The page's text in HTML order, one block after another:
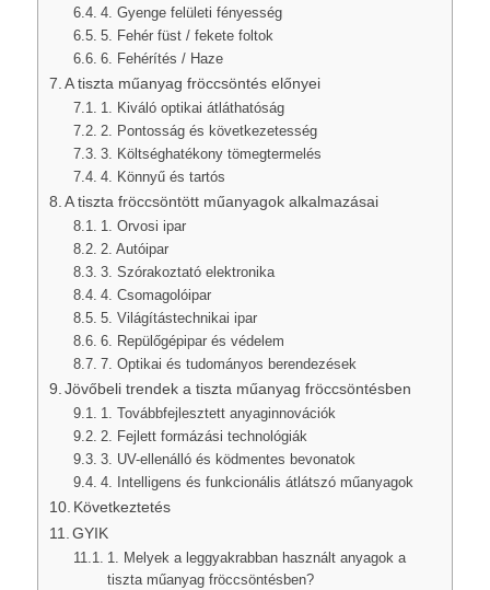
4. Gyenge felületi fényesség
5. Fehér füst / fekete foltok
6. Fehérítés / Haze
A tiszta műanyag fröccsöntés előnyei
1. Kiváló optikai átláthatóság
2. Pontosság és következetesség
3. Költséghatékony tömegtermelés
4. Könnyű és tartós
A tiszta fröccsöntött műanyagok alkalmazásai
1. Orvosi ipar
2. Autóipar
3. Szórakoztató elektronika
4. Csomagolóipar
5. Világítástechnikai ipar
6. Repülőgépipar és védelem
7. Optikai és tudományos berendezések
Jövőbeli trendek a tiszta műanyag fröccsöntésben
1. Továbbfejlesztett anyaginnovációk
2. Fejlett formázási technológiák
3. UV-ellenálló és ködmentes bevonatok
4. Intelligens és funkcionális átlátszó műanyagok
Következtetés
GYIK
1. Melyek a leggyakrabban használt anyagok a
tiszta műanyag fröccsöntésben?